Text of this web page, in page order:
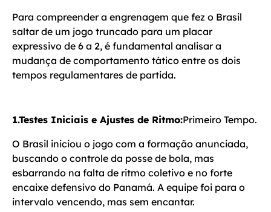
Para compreender a engrenagem que fez o Brasil
saltar de um jogo truncado para um placar
expressivo de 6 a 2, é fundamental analisar a
mudança de comportamento tático entre os dois
tempos regulamentares de partida.
1.Testes Iniciais e Ajustes de Ritmo:Primeiro Tempo.
O Brasil iniciou o jogo com a formação anunciada,
buscando o controle da posse de bola, mas
esbarrando na falta de ritmo coletivo e no forte
encaixe defensivo do Panamá. A equipe foi para o
intervalo vencendo, mas sem encantar.